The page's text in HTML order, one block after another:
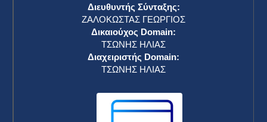
Διευθυντής Σύνταξης:
ΖΑΛΟΚΩΣΤΑΣ ΓΕΩΡΓΙΟΣ
Δικαιούχος Domain:
ΤΣΩΝΗΣ ΗΛΙΑΣ
Διαχειριστής Domain:
ΤΣΩΝΗΣ ΗΛΙΑΣ